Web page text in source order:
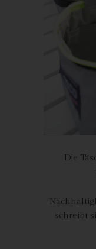
Die
schreibt
Cookies
Textdateien, welche
Computersystem
Zahlreiche
Cookies enthalten
konkreten
das Cookie
Browser der
die andere Cookies
wiedererkannt und
Durch den Einsatz
Internetseite